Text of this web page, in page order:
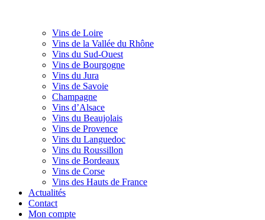
Vins de Loire
Vins de la Vallée du Rhône
Vins du Sud-Ouest
Vins de Bourgogne
Vins du Jura
Vins de Savoie
Champagne
Vins d’Alsace
Vins du Beaujolais
Vins de Provence
Vins du Languedoc
Vins du Roussillon
Vins de Bordeaux
Vins de Corse
Vins des Hauts de France
Actualités
Contact
Mon compte